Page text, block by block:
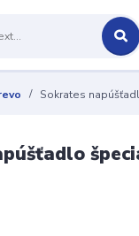
Sokrates